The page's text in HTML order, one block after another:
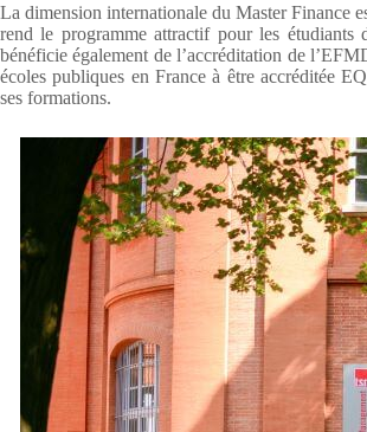
La dimension internationale du Master Finance
rend le programme attractif pour les étudiants
bénéficie également de l’accréditation de
écoles publiques en France à être accréditée
ses formations.